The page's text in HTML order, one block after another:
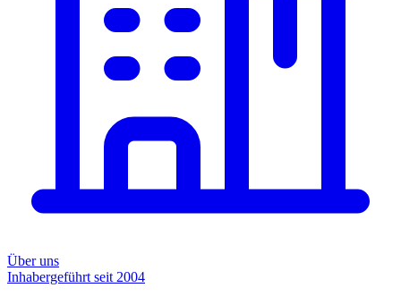
Über uns
Inhabergeführt seit 2004